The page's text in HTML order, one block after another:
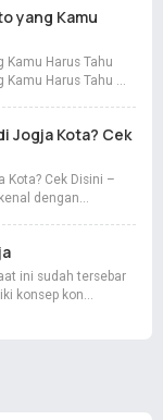
yang Kamu
Kamu Harus Tahu
Harus Tahu …
Jogja Kota? Cek
Kota? Cek Disini –
dengan…
ini sudah tersebar
konsep kon…